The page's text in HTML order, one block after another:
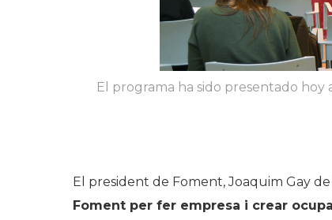
El programa ha sido presentado hoy
El president de Foment, Joaquim Gay
Foment per fer empresa i crear